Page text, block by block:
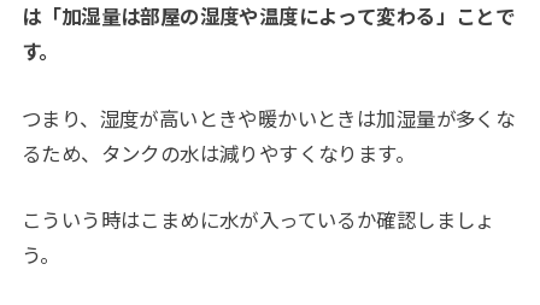
は「加湿量は部屋の湿度や温度によって変わる」ことで
す。
つまり、湿度が高いときや暖かいときは加湿量が多くな
るため、タンクの水は減りやすくなります。
こういう時はこまめに水が入っているか確認しましょ
う。